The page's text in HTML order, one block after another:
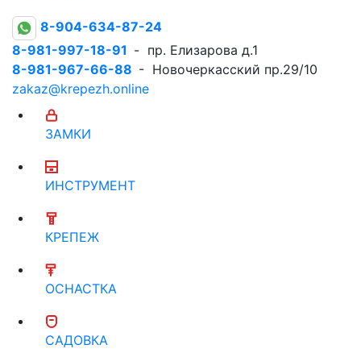
8-904-634-87-24
8-981-997-18-91 - пр. Елизарова д.1
8-981-967-66-88 - Новочеркасский пр.29/10
zakaz@krepezh.online
ЗАМКИ
ИНСТРУМЕНТ
КРЕПЕЖ
ОСНАСТКА
САДОВКА